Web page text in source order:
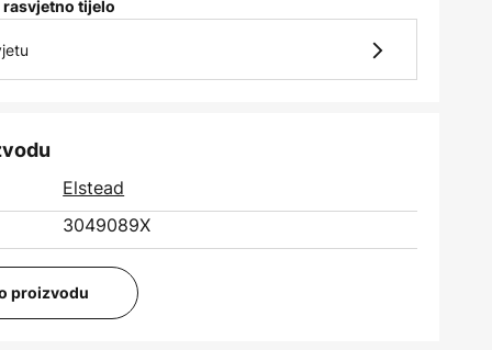
tijelo
Elstead
3049089X
proizvodu